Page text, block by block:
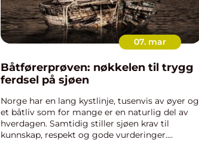
07. mar
Båtførerprøven: nøkkelen til trygg
ferdsel på sjøen
Norge har en lang kystlinje, tusenvis av øyer og
et båtliv som for mange er en naturlig del av
hverdagen. Samtidig stiller sjøen krav til
kunnskap, respekt og gode vurderinger.